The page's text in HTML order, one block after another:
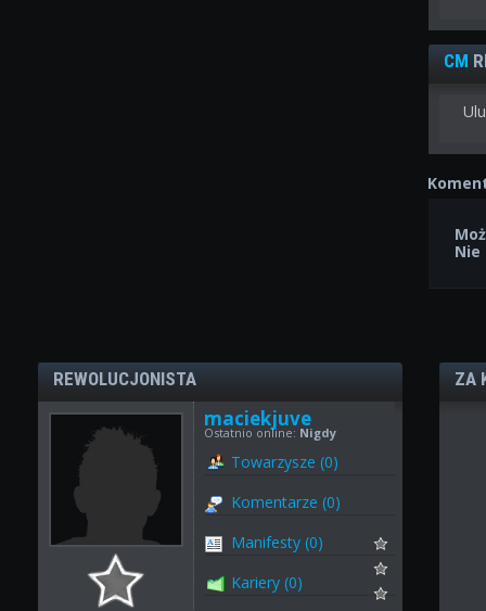
CM
REWOLUCJONISTA
maciekjuve
Ostatnio online: Nigdy
Towarzysze (0)
Komentarze (0)
Manifesty (0)
Kariery (0)
ZA